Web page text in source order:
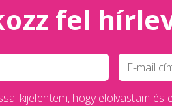
fel
kijelentem, hogy elolvastam és